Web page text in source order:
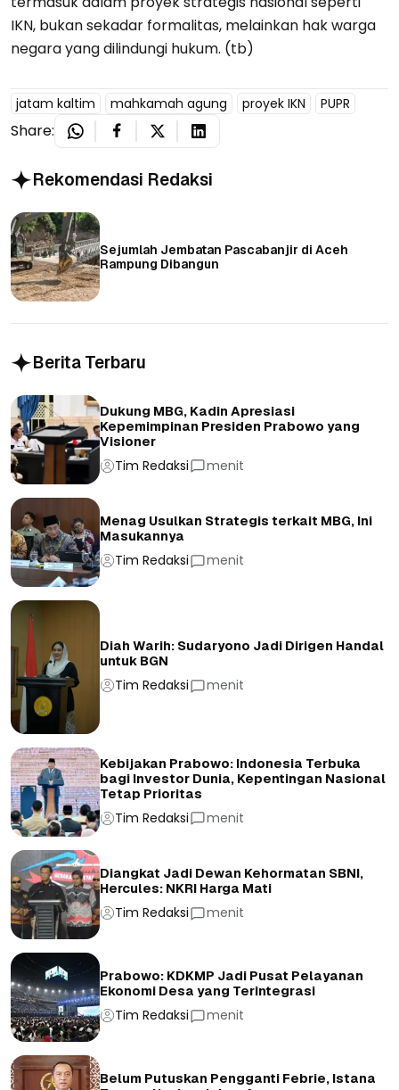
IKN, bukan sekadar formalitas, melainkan hak warga
negara yang dilindungi hukum. (tb)
jatam kaltim mahkamah agung proyek IKN PUPR
Share:
Rekomendasi Redaksi
Sejumlah Jembatan Pascabanjir di Aceh
Rampung Dibangun
Berita Terbaru
Dukung MBG, Kadin Apresiasi
Kepemimpinan Presiden Prabowo yang
Visioner
Tim Redaksi menit
Menag Usulkan Strategis terkait MBG, Ini
Masukannya
Tim Redaksi menit
Diah Warih: Sudaryono Jadi Dirigen Handal
untuk BGN
Tim Redaksi menit
Kebijakan Prabowo: Indonesia Terbuka
bagi Investor Dunia, Kepentingan Nasional
Tetap Prioritas
Tim Redaksi menit
Diangkat Jadi Dewan Kehormatan SBNI,
Hercules: NKRI Harga Mati
Tim Redaksi menit
Prabowo: KDKMP Jadi Pusat Pelayanan
Ekonomi Desa yang Terintegrasi
Tim Redaksi menit
Belum Putuskan Pengganti Febrie, Istana